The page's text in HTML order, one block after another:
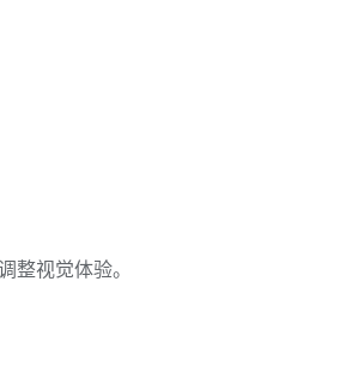
视觉体验。